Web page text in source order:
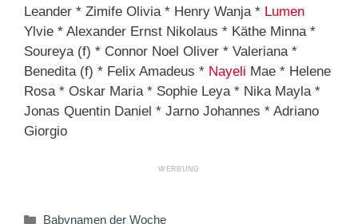
Leander * Zimife Olivia * Henry Wanja * Lumen
Ylvie * Alexander Ernst Nikolaus * Käthe Minna *
Soureya (f) * Connor Noel Oliver * Valeriana *
Benedita (f) * Felix Amadeus * Nayeli Mae * Helene
Rosa * Oskar Maria * Sophie Leya * Nika Mayla *
Jonas Quentin Daniel * Jarno Johannes * Adriano
Giorgio
Kategorien
Babynamen der Woche